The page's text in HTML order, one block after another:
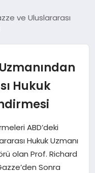
ve Uluslararası
Hukuk
ABD’deki
Hukuk Uzmanı
olan Prof. Richard
Sonra